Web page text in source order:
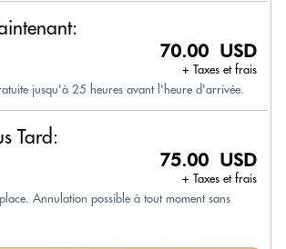
70.00 USD
+ Taxes et frais
jusqu'à 25 heures avant l'heure d'arrivée.
Tard:
75.00 USD
+ Taxes et frais
Annulation possible à tout moment sans